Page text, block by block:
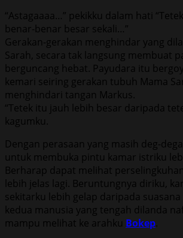
“Astagaaaa…” pekikku dalam hati
benar-benar besar sekali…”
Gerakan-gerakan menghindar yang
Sarah, secara tak langsung membuat
berguncang hebat. Payudara itu
kemari seiring gerakan tubuh Mama
menghindari tangan Markus.
“Tetek itu jauh lebih besar daripada
kagumku.
Dengan perasaan yang masih deg-
untuk membuka pintu kamar istriku
Berharap dapat melihat
lebih jelas lagi. Beruntungnya diriku,
sekitarku lebih gelap daripada
kedua manusia yang tengah dilanda
mampu melihat ke arahku Bokep.